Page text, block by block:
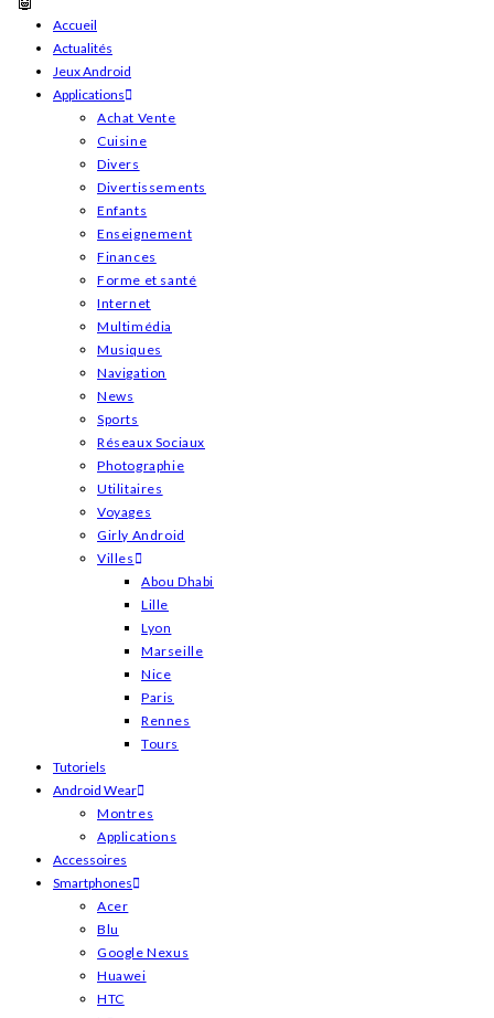
Skip
content
Accueil
Actualités
Jeux Android
Applications
Achat Vente
Cuisine
Divers
Divertissements
Enfants
Enseignement
Finances
Forme et santé
Internet
Multimédia
Musiques
Navigation
News
Sports
Réseaux Sociaux
Photographie
Utilitaires
Voyages
Girly Android
Villes
Abou Dhabi
Lille
Lyon
Marseille
Nice
Paris
Rennes
Tours
Tutoriels
Android Wear
Montres
Applications
Accessoires
Smartphones
Acer
Blu
Google Nexus
Huawei
HTC